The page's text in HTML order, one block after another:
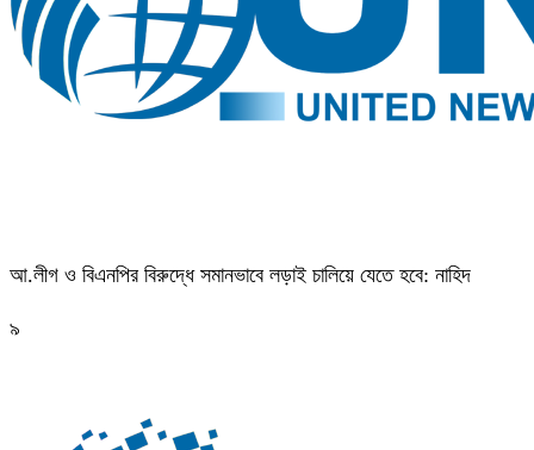
আ.লীগ ও বিএনপির বিরুদ্ধে সমানভাবে লড়াই চালিয়ে যেতে হবে: নাহিদ
৯